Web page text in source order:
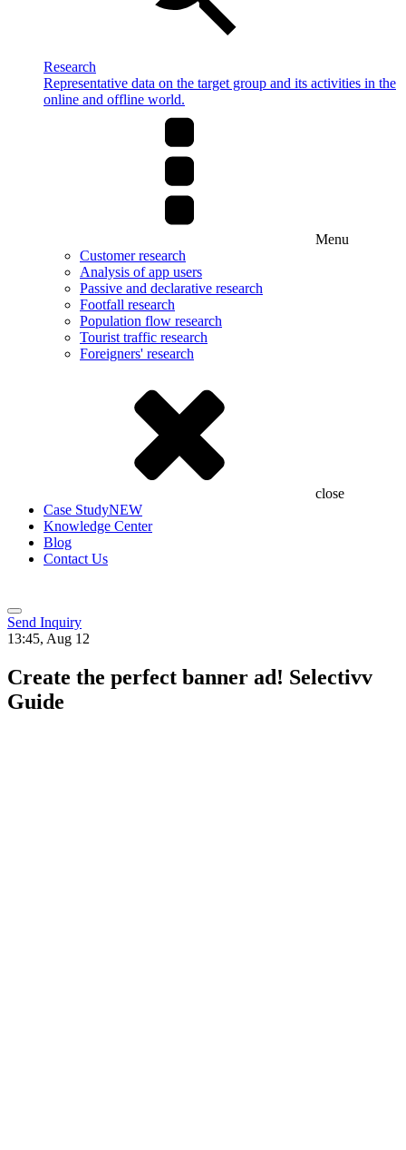
Research
Representative data on the target group and its activities in the
online and offline world.
Menu
Customer research
Analysis of app users
Passive and declarative research
Footfall research
Population flow research
Tourist traffic research
Foreigners' research
close
Case StudyNEW
Knowledge Center
Blog
Contact Us
Send Inquiry
13:45, Aug 12
Create the perfect banner ad! Selectivv
Guide